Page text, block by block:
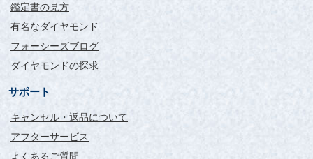
鑑定書の見方
有名なダイヤモンド
フォーシーズブログ
ダイヤモンドの探求
サポート
キャンセル・返品について
アフターサービス
よくあるご質問